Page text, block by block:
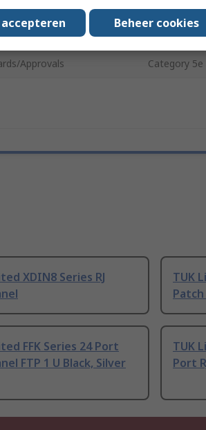
Width 6.5mm
Approvals Category 5e
XDIN8 Series RJ
TUK
Patch
FFK Series 24 Port
FTP 1 U Black, Silver
TUK
Port
Beheer cookies